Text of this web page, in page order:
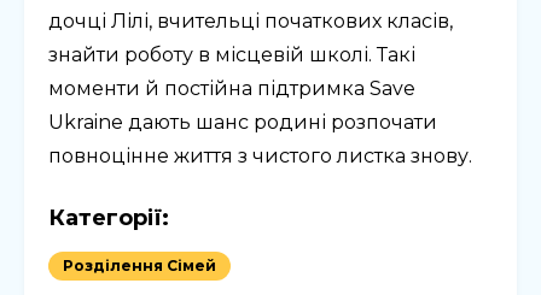
дочці Лілі, вчительці початкових класів,
знайти роботу в місцевій школі. Такі
моменти й постійна підтримка Save
Ukraine дають шанс родині розпочати
повноцінне життя з чистого листка знову.
Категорії:
Розділення Сімей